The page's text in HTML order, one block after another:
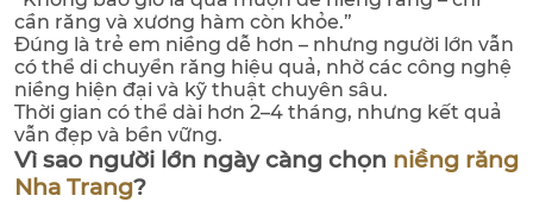
cần răng và xương hàm còn khỏe.”
Đúng là trẻ em niềng dễ hơn – nhưng người lớn vẫn
có thể di chuyển răng hiệu quả, nhờ các công nghệ
niềng hiện đại và kỹ thuật chuyên sâu.
Thời gian có thể dài hơn 2–4 tháng, nhưng kết quả
vẫn đẹp và bền vững.
Vì sao người lớn ngày càng chọn niềng răng
Nha Trang?